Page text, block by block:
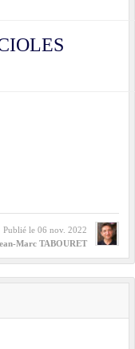
Publié le 06 nov. 2022
Marc TABOURET